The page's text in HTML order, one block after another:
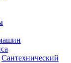
Сантехнический